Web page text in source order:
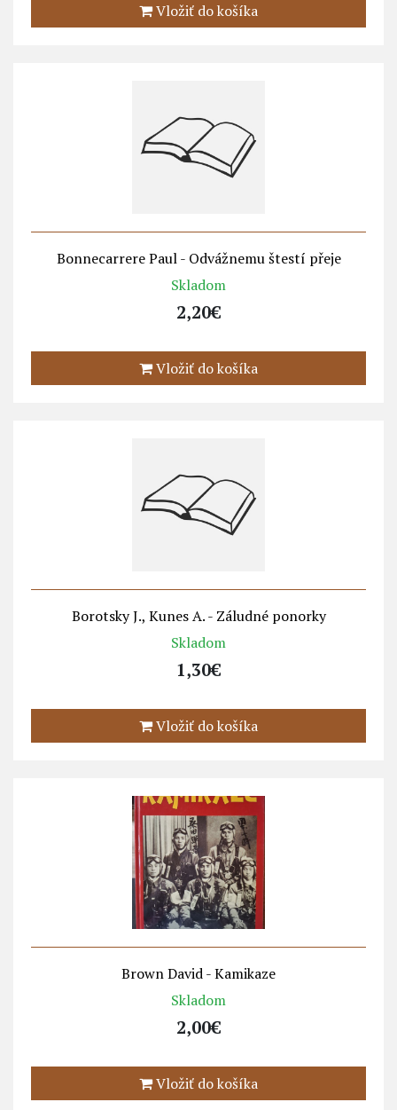
Vložiť do košíka
Bonnecarrere Paul - Odvážnemu štestí přeje
Skladom
2,20€
Vložiť do košíka
Borotsky J., Kunes A. - Záludné ponorky
Skladom
1,30€
Vložiť do košíka
Brown David - Kamikaze
Skladom
2,00€
Vložiť do košíka